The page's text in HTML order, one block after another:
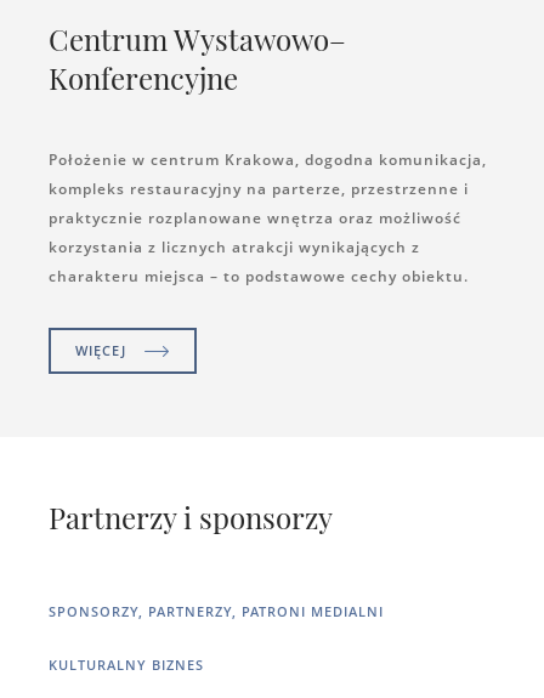
Centrum Wystawowo–
Konferencyjne
Położenie w centrum Krakowa, dogodna komunikacja,
kompleks restauracyjny na parterze, przestrzenne i
praktycznie rozplanowane wnętrza oraz możliwość
korzystania z licznych atrakcji wynikających z
charakteru miejsca – to podstawowe cechy obiektu.
WIĘCEJ
Partnerzy i sponsorzy
SPONSORZY, PARTNERZY, PATRONI MEDIALNI
KULTURALNY BIZNES